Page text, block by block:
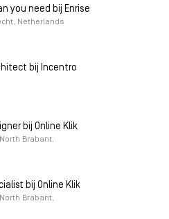
you need bij Enrise
Netherlands
bij Incentro
bij Online Klik
Brabant,
bij Online Klik
Brabant,